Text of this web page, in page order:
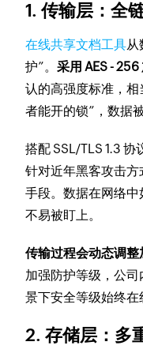
1. 传输层：全
在线共享文档工具从
护”。采用 AES -
认的高强度标准，
者能开的锁”，数据
搭配 SSL/TLS 1.3 协
针对近年黑客攻击
手段。数据在网络中
不易被盯上。
传输过程会动态调
加强防护等级，公
景下安全等级始终在
2. 存储层：多